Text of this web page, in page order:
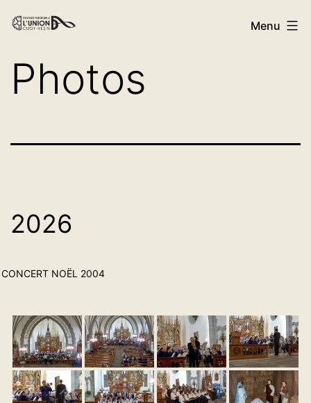
Menu
Photos
2026
CONCERT NOËL 2004